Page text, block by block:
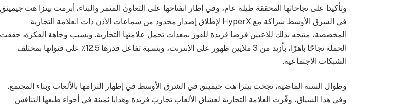
وتأكيدا على نجاحاتها المحققة طيلة عام، وفي إطار انفتاحها على التعاون المثمر والبناء، أبرمت بيتزا هت جيمينق
في الشرق الأوسط شراكة مع HyperX لإطلاق إصدار محدود من سماعات الأذن ذات العلامة التجارية
المخصصة، متيحه بذلك للاعبين فرصا فريدة للفوز بمعدات تحمل علامتها التجارية. وبسبب وجاهة الفكرة، حققت
الحملة نجاحًا باهرًا، بأزيد من 3 ملايين ظهور على الإنترنت، وبنسبة تفاعل قدرها 12.5٪ على قنواتها بمختلف
الشبكات الاجتماعية.
وطوال السنة الماضية، نجحت بيتزا هت جيمينق في الشرق الأوسط في إظهار التزامها بالألعاب وبناء المجتمع.
وفي هذا السياق، وفّرت العلامة التجارية لعشاق الألعاب تجاربَ فريدة وهدايا ثمينة في أجواء طبعها التنافس